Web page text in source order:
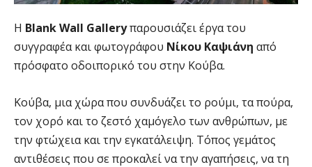
Η BlankWall Galleryπαρουσιάζει έργα του
συγγραφέα και φωτογράφου Νίκου Καψιάνη από
πρόσφατο οδοιπορικό του στην Κούβα.
Κούβα, μια χώρα που συνδυάζει το ρούμι, τα πούρα,
τον χορό και το ζεστό χαμόγελο των ανθρώπων, με
την φτώχεια και την εγκατάλειψη. Τόπος γεμάτος
αντιθέσεις που σε προκαλεί να την αγαπήσεις, να τη